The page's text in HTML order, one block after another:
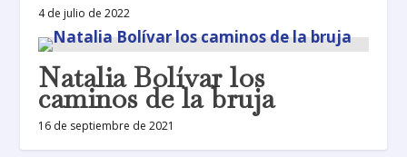
4 de julio de 2022
Natalia Bolívar los
caminos de la bruja
16 de septiembre de 2021